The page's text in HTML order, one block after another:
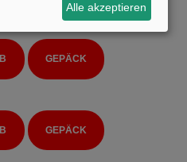
GEPÄCK
GEPÄCK
Alle akzeptieren